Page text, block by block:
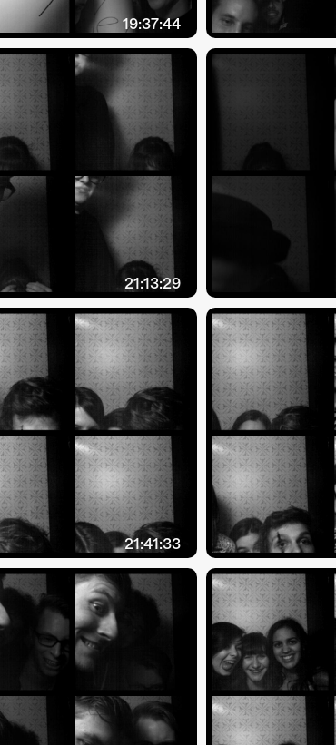
19:37:44
21:13:29
21:41:33